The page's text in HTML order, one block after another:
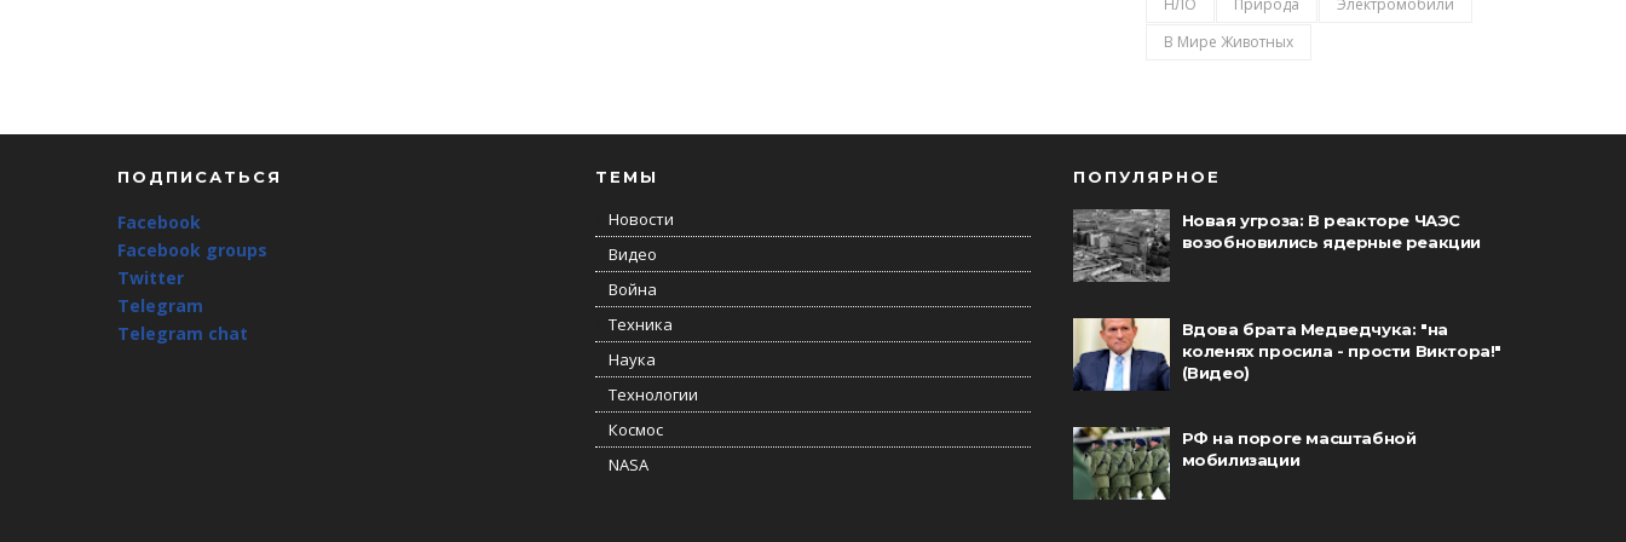
В Мире Животных
ПОДПИСАТЬСЯ
Facebook
Facebook groups
Twitter
Telegram
Telegram chat
ТЕМЫ
Новости
Видео
Война
Техника
Наука
Технологии
Космос
NASA
ПОПУЛЯРНОЕ
Новая угроза: В реакторе ЧАЭС
возобновились ядерные реакции
Вдова брата Медведчука: "на
коленях просила - прости Виктора!"
(Видео)
РФ на пороге масштабной
мобилизации